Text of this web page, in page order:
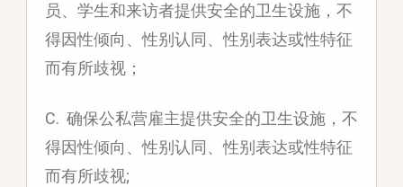
员、学生和来访者提供安全的卫生设施，不
得因性倾向、性别认同、性别表达或性特征
而有所歧视；
C. 确保公私营雇主提供安全的卫生设施，不
得因性倾向、性别认同、性别表达或性特征
而有所歧视;